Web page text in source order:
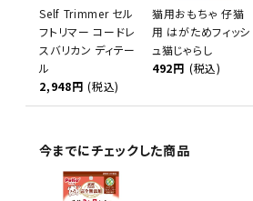
Self Trimmer セル
フトリマー コードレ
スバリカン ディテー
ル
2,948円 (税込)
猫用おもちゃ 仔猫
用 はがためフィッシ
ュ猫じゃらし
492円 (税込)
今までにチェックした商品